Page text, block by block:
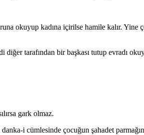
okuyup kadına içirilse hamile kalır. Yine
tarafından bir başkası tutup evradı
gark olmaz.
i cümlesinde çocuğun şahadet